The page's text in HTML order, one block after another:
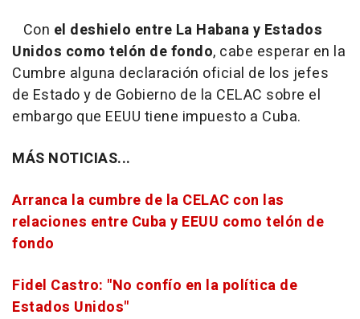
Con el deshielo entre La Habana y Estados
Unidos como telón de fondo, cabe esperar en la
Cumbre alguna declaración oficial de los jefes
de Estado y de Gobierno de la CELAC sobre el
embargo que EEUU tiene impuesto a Cuba.
MÁS NOTICIAS...
Arranca la cumbre de la CELAC con las
relaciones entre Cuba y EEUU como telón de
fondo
Fidel Castro: "No confío en la política de
Estados Unidos"